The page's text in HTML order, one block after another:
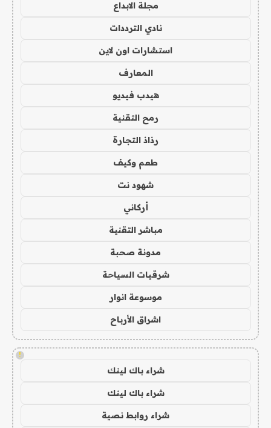
مجلة الابداع
نادي الترددات
استشارات اون لاين
المعارف
هيدب فيديو
رمح التقنية
رذاذ التجارة
طعم وكيف
شهود نت
أركاني
مباشر التقنية
مدونة صحبة
شرقيات السياحة
موسوعة انوار
اشراق الأرباح
!
شراء باك لينك
شراء باك لينك
شراء روابط نصية